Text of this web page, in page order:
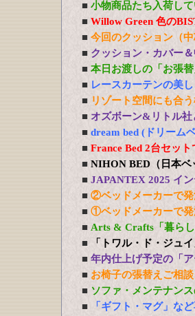
■ 小物商品たち入荷して
■ Willow Green 色の
■ 今回のクッション（
■ クッション・カバー
■ 本日お渡しの「お張
■ レースカーテンの美
■ リゾート空間にも合
■ オズボーン&リトル
■ dream bed (ドリーム
■ France Bed 2台セット
■ NIHON BED（日本ベ
■ JAPANTEX 2025 イ
■ ②ベッドメーカーで発
■ ①ベッドメーカーで発
■ Arts & Crafts「暮らし
■
「トワル・ド・ジュ
■ 年内仕上げ予定の「
■ お椅子の張替えご相談
■ ソファ・メンテナン
■ 「ギフト・マグ」な